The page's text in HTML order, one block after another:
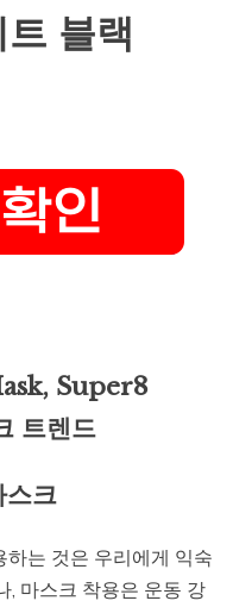
블랙
Super8
트렌드
스크
는 것은 우리에게 익숙
, 마스크 착용은 운동 강